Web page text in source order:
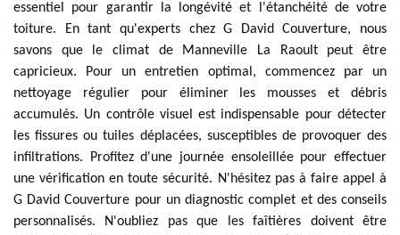
essentiel pour garantir la longévité et l'étanchéité de votre
toiture. En tant qu'experts chez G David Couverture, nous
savons que le climat de Manneville La Raoult peut être
capricieux. Pour un entretien optimal, commencez par un
nettoyage régulier pour éliminer les mousses et débris
accumulés. Un contrôle visuel est indispensable pour détecter
les fissures ou tuiles déplacées, susceptibles de provoquer des
infiltrations. Profitez d'une journée ensoleillée pour effectuer
une vérification en toute sécurité. N'hésitez pas à faire appel à
G David Couverture pour un diagnostic complet et des conseils
personnalisés. N'oubliez pas que les faîtières doivent être